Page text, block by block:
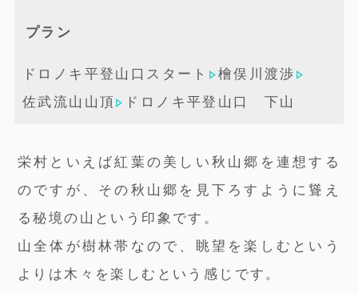
プラン
ドロノキ平登山口スタート
檜俣川渡渉
佐武流山山頂
ドロノキ平登山口 下山
栄村といえば紅葉の美しい秋山郷を連想する
のですが、その秋山郷を見下ろすように聳え
る秘境の山という印象です。
山全体が樹林帯なので、眺望を楽しむという
よりは木々を楽しむという感じです。